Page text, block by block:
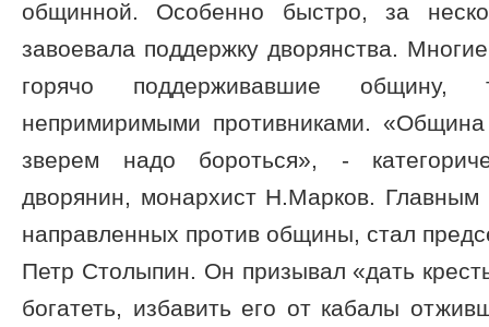
общинной. Особенно быстро, за
завоевала поддержку дворянства.
горячо поддерживавшие общину,
непримиримыми противниками.
зверем надо бороться», -
дворянин, монархист Н.Марков. Главным
направленных против общины, стал
Петр Столыпин. Он призывал «дать
богатеть, избавить его от кабалы